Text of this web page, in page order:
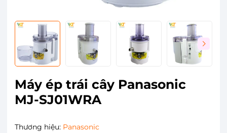
Máy ép trái cây Panasonic
MJ-SJ01WRA
Thương hiệu: Panasonic